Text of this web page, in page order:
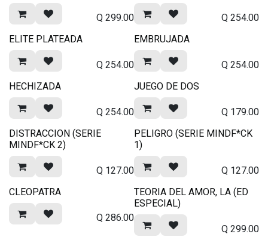
Q299.00
Q254.00
ELITE PLATEADA
Q254.00
EMBRUJADA
Q254.00
HECHIZADA
Q254.00
JUEGO DE DOS
Q 179.00
DISTRACCION (SERIE
MINDF*CK 2)
Q 127.00
PELIGRO (SERIE MINDF*CK
1)
Q 127.00
CLEOPATRA
Q286.00
TEORIA DEL AMOR, LA (ED
ESPECIAL)
Q299.00